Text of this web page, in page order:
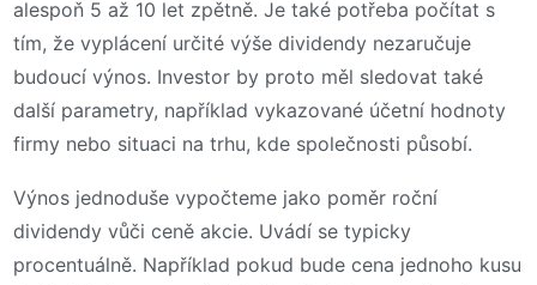
alespoň 5 až 10 let zpětně. Je také potřeba počítat s
tím, že vyplácení určité výše dividendy nezaručuje
budoucí výnos. Investor by proto měl sledovat také
další parametry, například vykazované účetní hodnoty
firmy nebo situaci na trhu, kde společnosti působí.
Výnos jednoduše vypočteme jako poměr roční
dividendy vůči ceně akcie. Uvádí se typicky
procentuálně. Například pokud bude cena jednoho kusu